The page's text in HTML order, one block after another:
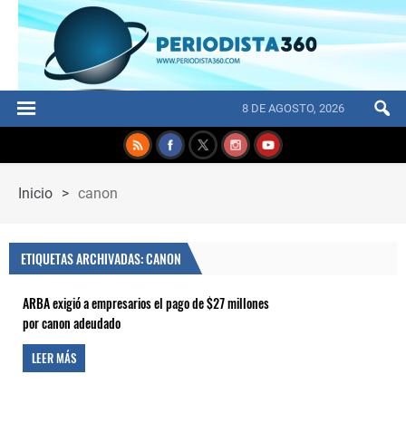
8 DE AGOSTO, 2026
Inicio > canon
ETIQUETAS ARCHIVADAS: CANON
ARBA exigió a empresarios el pago de $27 millones
por canon adeudado
LEER MÁS